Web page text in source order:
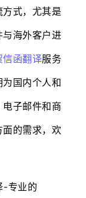
式，尤其是
海外客户进
信函翻译服务
国内个人和
子邮件和商
的需求，欢